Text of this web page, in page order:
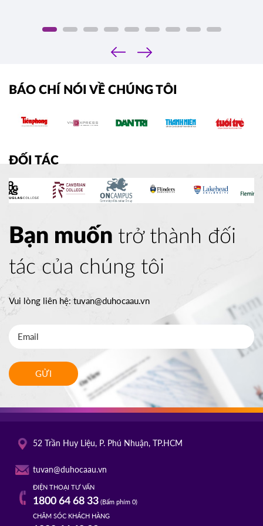
‹
›
BÁO CHÍ NÓI VỀ CHÚNG TÔI
ĐỐI TÁC
Bạn muốn trở thành đối
tác của chúng tôi
Vui lòng liên hệ:tuvan@duhocaau.vn
GỬI
52 Trần Huy Liệu, P. Phú Nhuận, TP.HCM
tuvan@duhocaau.vn
ĐIỆN THOẠI TƯ VẤN
1800 64 68 33(Bấm phím 0)
CHĂM SÓC KHÁCH HÀNG